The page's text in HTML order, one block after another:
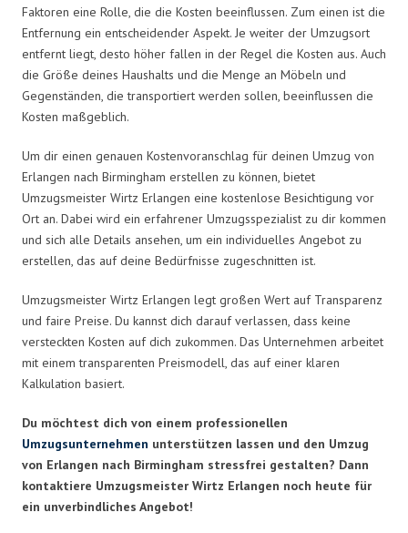
Faktoren eine Rolle, die die Kosten beeinflussen. Zum einen ist die
Entfernung ein entscheidender Aspekt. Je weiter der Umzugsort
entfernt liegt, desto höher fallen in der Regel die Kosten aus. Auch
die Größe deines Haushalts und die Menge an Möbeln und
Gegenständen, die transportiert werden sollen, beeinflussen die
Kosten maßgeblich.
Um dir einen genauen Kostenvoranschlag für deinen Umzug von
Erlangen nach Birmingham erstellen zu können, bietet
Umzugsmeister Wirtz Erlangen eine kostenlose Besichtigung vor
Ort an. Dabei wird ein erfahrener Umzugsspezialist zu dir kommen
und sich alle Details ansehen, um ein individuelles Angebot zu
erstellen, das auf deine Bedürfnisse zugeschnitten ist.
Umzugsmeister Wirtz Erlangen legt großen Wert auf Transparenz
und faire Preise. Du kannst dich darauf verlassen, dass keine
versteckten Kosten auf dich zukommen. Das Unternehmen arbeitet
mit einem transparenten Preismodell, das auf einer klaren
Kalkulation basiert.
Du möchtest dich von einem professionellen
Umzugsunternehmen unterstützen lassen und den Umzug
von Erlangen nach Birmingham stressfrei gestalten? Dann
kontaktiere Umzugsmeister Wirtz Erlangen noch heute für
ein unverbindliches Angebot!